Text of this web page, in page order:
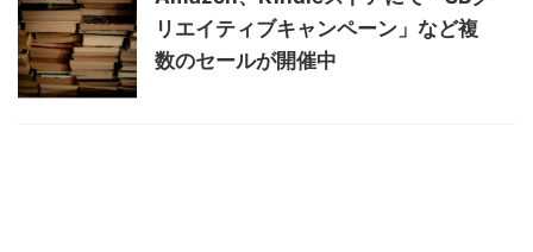
リエイティブキャンペーン」など複
数のセールが開催中